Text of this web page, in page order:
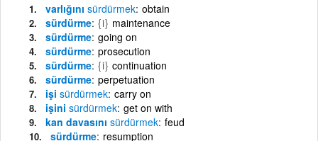
varlığını sürdürmek obtain
sürdürme {i} maintenance
sürdürme going on
sürdürme prosecution
sürdürme {i} continuation
sürdürme perpetuation
işi sürdürmek carry on
işini sürdürmek get on with
kan davasını sürdürmek feud
sürdürme resumption